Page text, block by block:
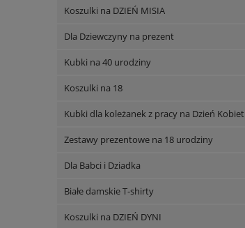
Koszulki na DZIEŃ MISIA
Dla Dziewczyny na prezent
Kubki na 40 urodziny
Koszulki na 18
Kubki dla koleżanek z pracy na Dzień Kobiet
Zestawy prezentowe na 18 urodziny
Dla Babci i Dziadka
Białe damskie T-shirty
Koszulki na DZIEŃ DYNI